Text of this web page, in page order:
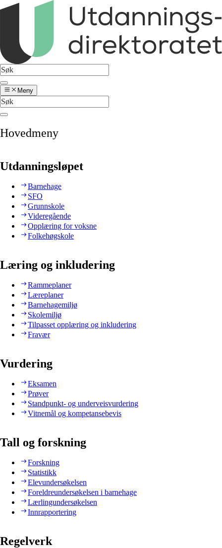
Meny
Hovedmeny
Utdanningsløpet
Barnehage
SFO
Grunnskole
Videregående
Opplæring for voksne
Folkehøgskole
Læring og inkludering
Rammeplaner
Læreplaner
Barnehagemiljø
Skolemiljø
Tilpasset opplæring og inkludering
Fravær
Vurdering
Eksamen
Prøver
Standpunkt- og underveisvurdering
Vitnemål og kompetansebevis
Tall og forskning
Forskning
Statistikk
Elevundersøkelsen
Foreldreundersøkelsen i barnehage
Lærlingundersøkelsen
Innrapportering
Regelverk